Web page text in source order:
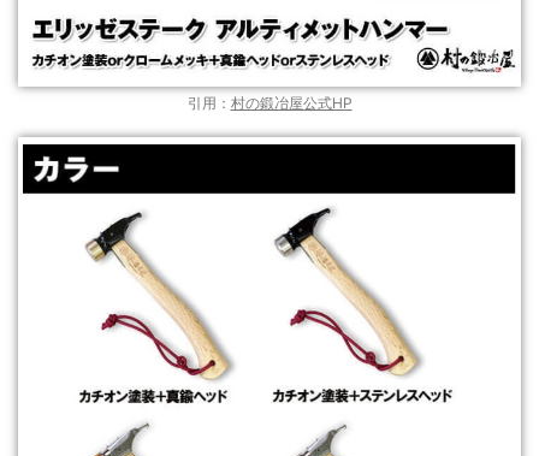
引用： 村の鍛冶屋公式HP